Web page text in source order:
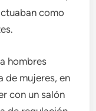
como
hombres
de mujeres, en
con un salón